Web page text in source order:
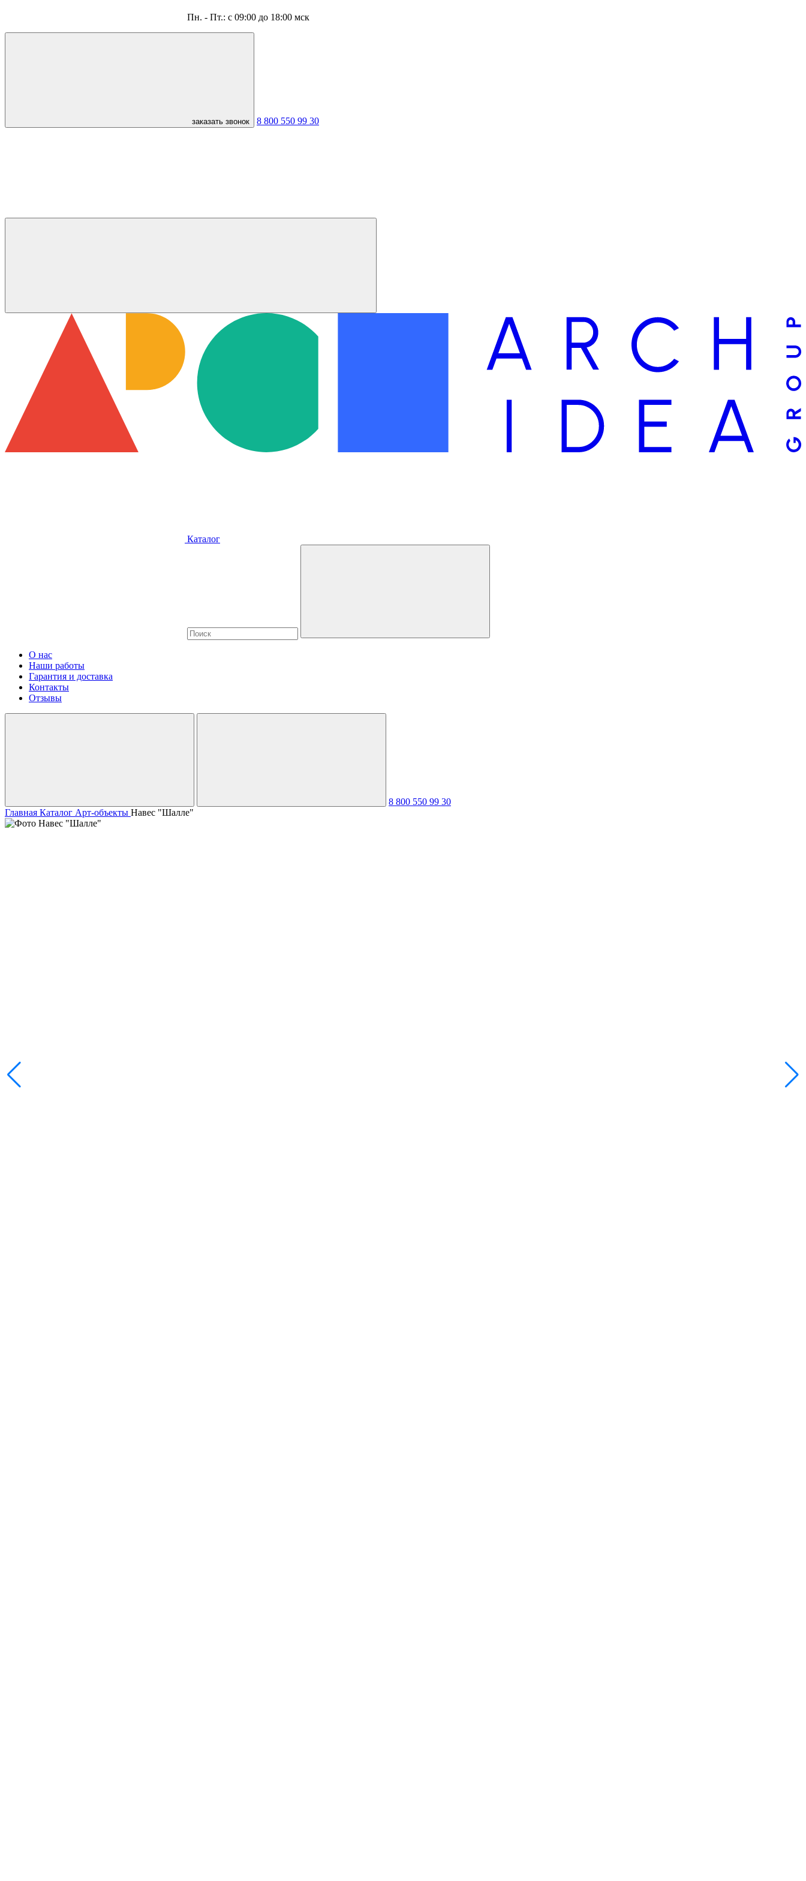
Пн. - Пт.: с 09:00 до 18:00 мск
заказать звонок 8 800 550 99 30
Каталог
О нас
Наши работы
Гарантия и доставка
Контакты
Отзывы
8 800 550 99 30
Главная Каталог Арт-объекты Навес "Шалле"